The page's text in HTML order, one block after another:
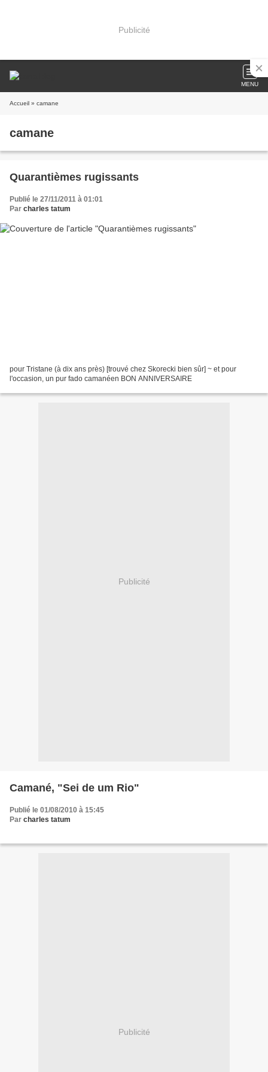
Publicité
MENU
Accueil » camane
camane
Quarantièmes rugissants
Publié le 27/11/2011 à 01:01
Par charles tatum
pour Tristane (à dix ans près) [trouvé chez Skorecki bien sûr] ~ et pour
l'occasion, un pur fado camanéen BON ANNIVERSAIRE
Publicité
Camané, "Sei de um Rio"
Publié le 01/08/2010 à 15:45
Par charles tatum
Publicité